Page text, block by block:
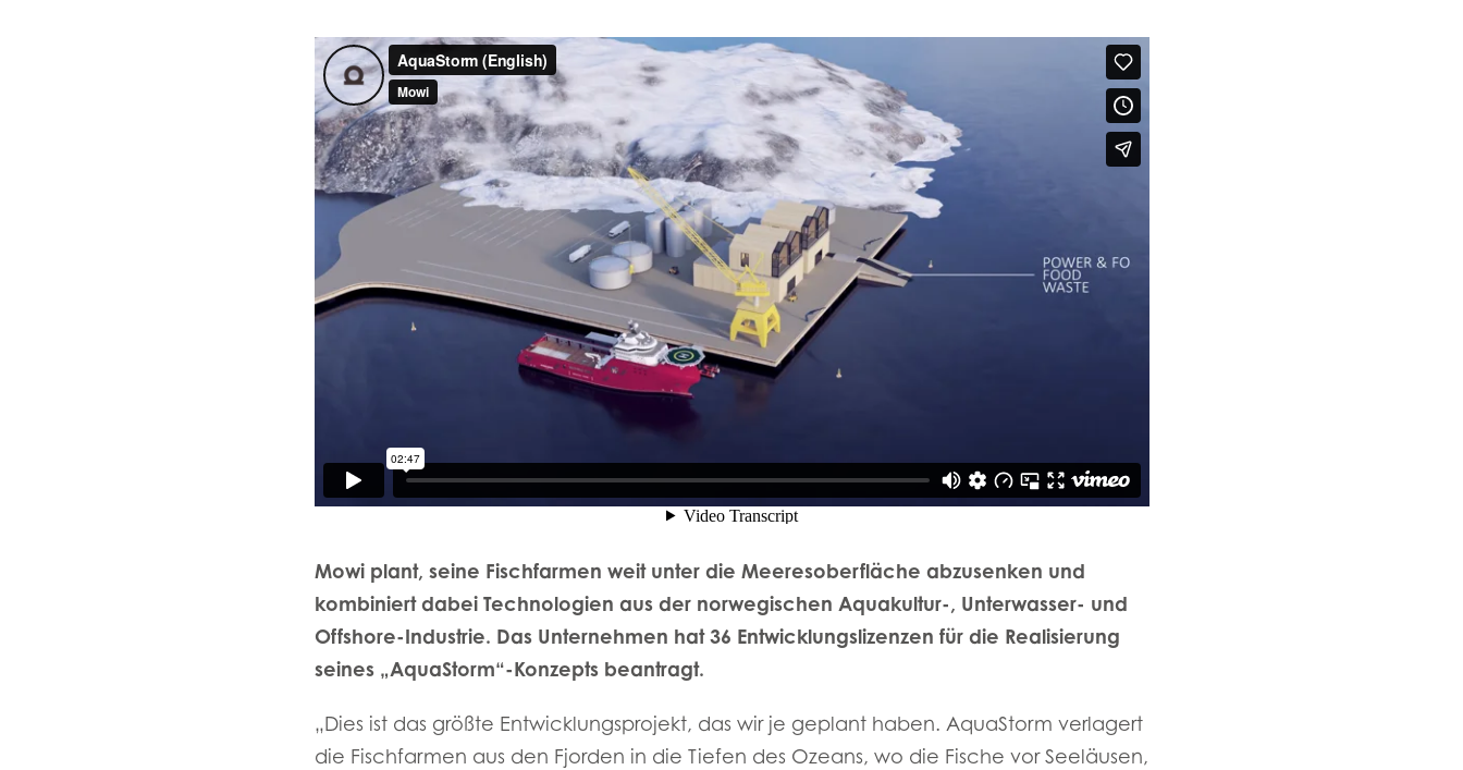
Mowi plant, seine Fischfarmen weit unter die Meeresoberfläche abzusenken und
kombiniert dabei Technologien aus der norwegischen Aquakultur-, Unterwasser- und
Offshore-Industrie. Das Unternehmen hat 36 Entwicklungslizenzen für die Realisierung
seines „AquaStorm“-Konzepts beantragt.
„Dies ist das größte Entwicklungsprojekt, das wir je geplant haben. AquaStorm verlagert
die Fischfarmen aus den Fjorden in die Tiefen des Ozeans, wo die Fische vor Seeläusen,